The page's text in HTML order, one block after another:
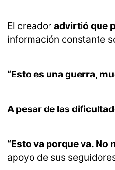
El creador advirtió que
información constante
“Esto es una guerra,
A pesar de las
“Esto va porque va. No
apoyo de sus